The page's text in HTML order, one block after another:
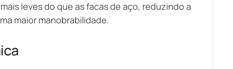
leves do que as facas de aço, reduzindo a
maior manobrabilidade.